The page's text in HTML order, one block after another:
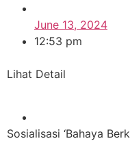
June 13, 2024
12:53 pm
Lihat Detail
Sosialisasi ‘Bahaya